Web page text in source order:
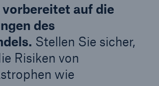
vorbereitet auf die
des
Stellen Sie sicher,
Risiken von
wie